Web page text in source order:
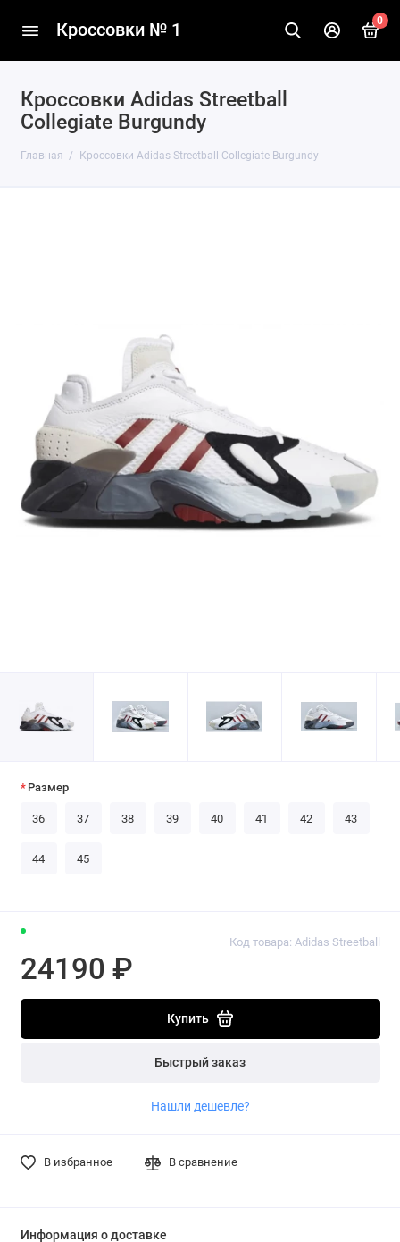
Кроссовки № 1 0
Кроссовки Adidas Streetball
Collegiate Burgundy
Главная Кроссовки Adidas Streetball Collegiate Burgundy
Код товара: Adidas Streetball
24190 ₽
Купить
Быстрый заказ
Нашли дешевле?
В избранное В сравнение
Размер
36 37 38 39 40 41 42 43
44 45
Информация о доставке